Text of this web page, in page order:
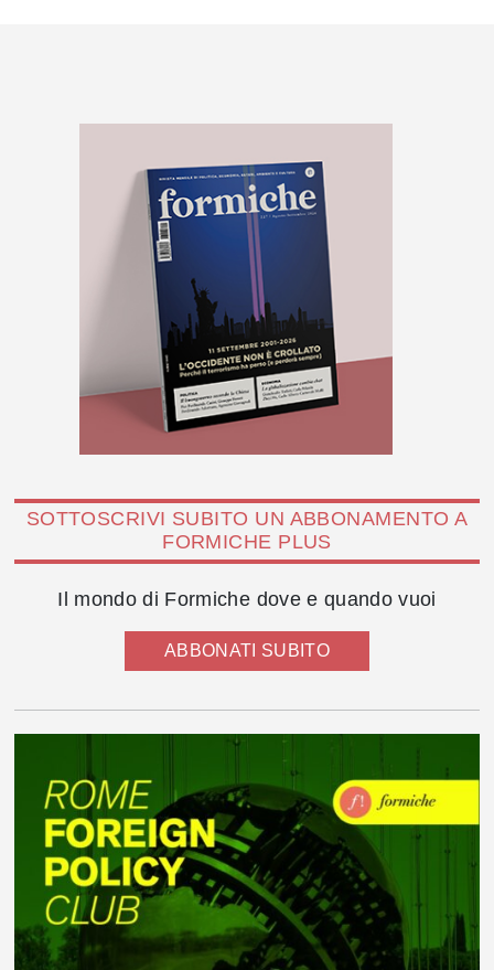
SOTTOSCRIVI SUBITO UN ABBONAMENTO A
FORMICHE PLUS
Il mondo di Formiche dove e quando vuoi
ABBONATI SUBITO